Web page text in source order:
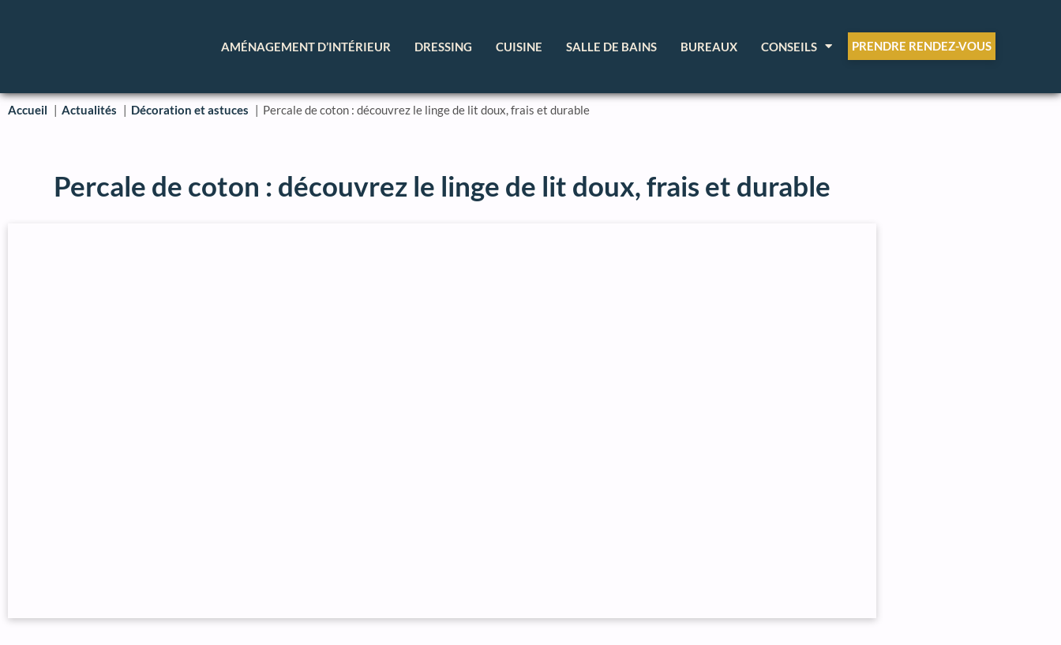
AMÉNAGEMENT D’INTÉRIEUR DRESSING CUISINE SALLE DE BAINS BUREAUX CONSEILS PRENDRE RENDEZ-VOUS
Accueil Actualités Décoration et astuces Percale de coton : découvrez le linge de lit doux, frais et durable
Percale de coton : découvrez le linge de lit doux, frais et durable